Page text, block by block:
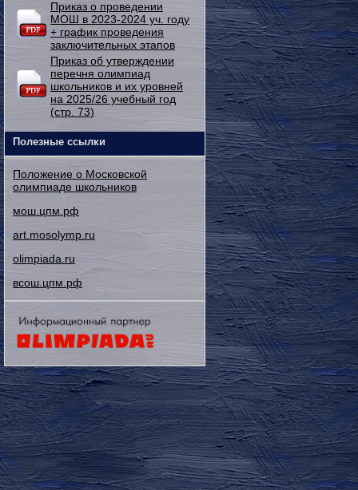
Приказ о проведении
МОШ в 2023-2024 уч. году
+ график проведения
заключительных этапов
Приказ об утверждении
перечня олимпиад
школьников и их уровней
на 2025/26 учебный год
(стр. 73)
Полезные ссылки
Положение о Московской
олимпиаде школьников
мош.цпм.рф
art.mosolymp.ru
olimpiada.ru
всош.цпм.рф